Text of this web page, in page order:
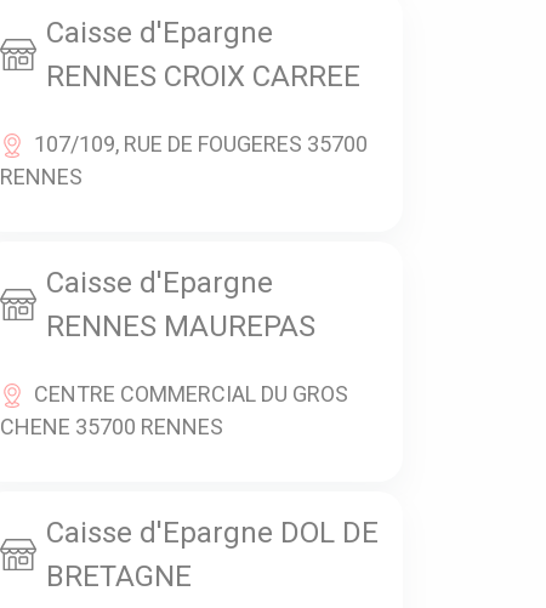
Caisse d'Epargne
RENNES CROIX CARREE
107/109, RUE DE FOUGERES 35700
RENNES
Caisse d'Epargne
RENNES MAUREPAS
CENTRE COMMERCIAL DU GROS
CHENE 35700 RENNES
Caisse d'Epargne DOL DE
BRETAGNE